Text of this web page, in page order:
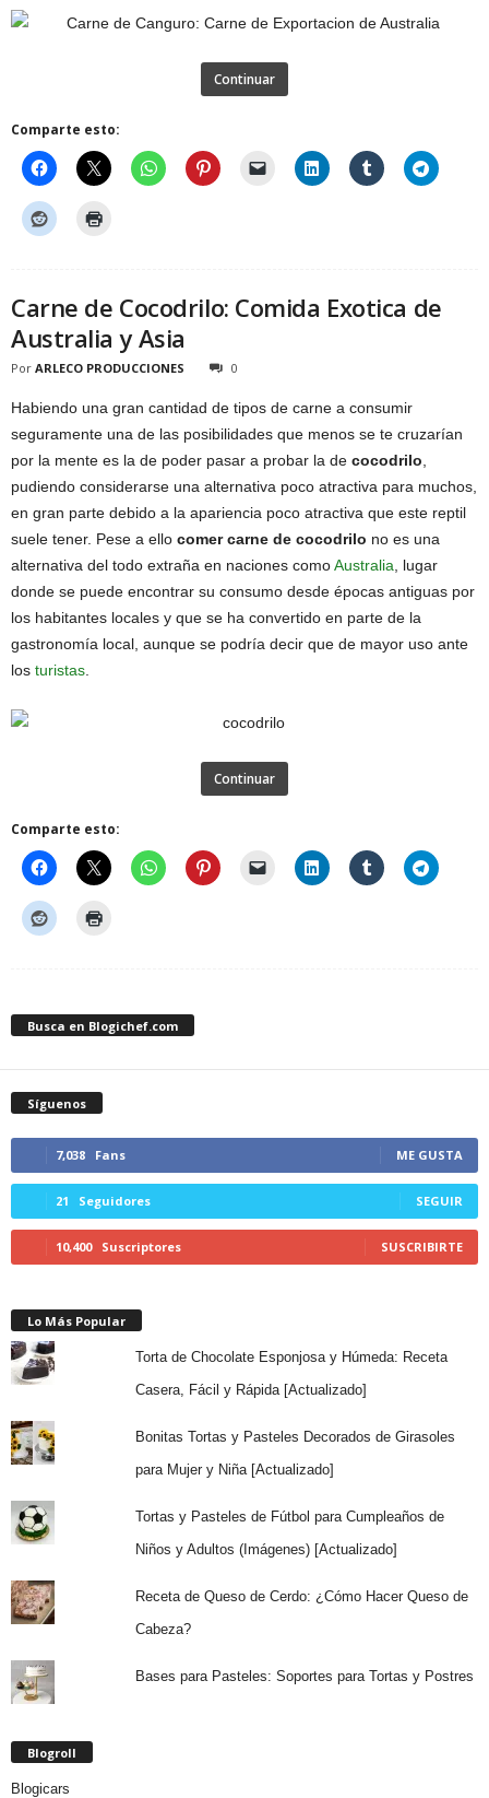
Continuar
Comparte esto:
Carne de Cocodrilo: Comida Exotica de
Australia y Asia
Por ARLECO PRODUCCIONES 0
Habiendo una gran cantidad de tipos de carne a consumir
seguramente una de las posibilidades que menos se te cruzarían
por la mente es la de poder pasar a probar la de cocodrilo
pudiendo considerarse una alternativa poco atractiva para muchos,
en gran parte debido a la apariencia poco atractiva que este reptil
suele tener. Pese a ello comer carne de cocodrilo no es una
alternativa del todo extraña en naciones comoAustralia , lugar
donde se puede encontrar su consumo desde épocas antiguas por
los habitantes locales y que se ha convertido en parte de la
gastronomía local, aunque se podría decir que de mayor uso ante
los turistas
Continuar
Comparte esto:
Busca en Blogichef.com
Síguenos
7,038 Fans ME GUSTA
21 Seguidores SEGUIR
10,400 Suscriptores SUSCRIBIRTE
Lo Más Popular
Torta de Chocolate Esponjosa y Húmeda: Receta
Casera, Fácil y Rápida [Actualizado]
Bonitas Tortas y Pasteles Decorados de Girasoles
para Mujer y Niña [Actualizado]
Tortas y Pasteles de Fútbol para Cumpleaños de
Niños y Adultos (Imágenes) [Actualizado]
Receta de Queso de Cerdo: ¿Cómo Hacer Queso de
Cabeza?
Bases para Pasteles: Soportes para Tortas y Postres
Blogroll
Blogicars